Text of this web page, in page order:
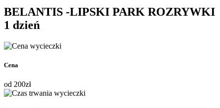
BELANTIS -LIPSKI PARK ROZRYWKI
1 dzień
Cena
od 200zł